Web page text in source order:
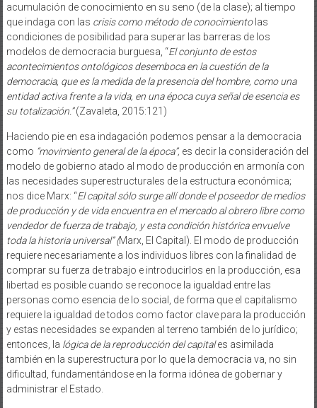
acumulación de conocimiento en su seno (de la clase); al tiempo
que indaga con las crisis como método de conocimientolas
condiciones de posibilidad para superar las barreras de los
modelos de democracia burguesa, “El conjunto de estos
acontecimientos ontológicos desemboca en la cuestión de la
democracia, que es la medida de la presencia del hombre, como una
entidad activa frente a la vida, en una época cuya señal de esencia es
su totalización.”(Zavaleta, 2015:121)
Haciendo pie en esa indagación podemos pensar a la democracia
como “movimiento general de la época”, es decir la consideración del
modelo de gobierno atado al modo de producción en armonía con
las necesidades superestructurales de la estructura económica;
nos dice Marx: “El capital sólo surge allí donde el poseedor de medios
de producción y de vida encuentra en el mercado al obrero libre como
vendedor de fuerza de trabajo, y esta condición histórica envuelve
toda la historia universal” (Marx, El Capital). El modo de producción
requiere necesariamente a los individuos libres con la finalidad de
comprar su fuerza de trabajo e introducirlos en la producción, esa
libertad es posible cuando se reconoce la igualdad entre las
personas como esencia de lo social, de forma que el capitalismo
requiere la igualdad de todos como factor clave para la producción
y estas necesidades se expanden al terreno también de lo jurídico;
entonces, la lógica de la reproducción del capitales asimilada
también en la superestructura por lo que la democracia va, no sin
dificultad, fundamentándose en la forma idónea de gobernar y
administrar el Estado.